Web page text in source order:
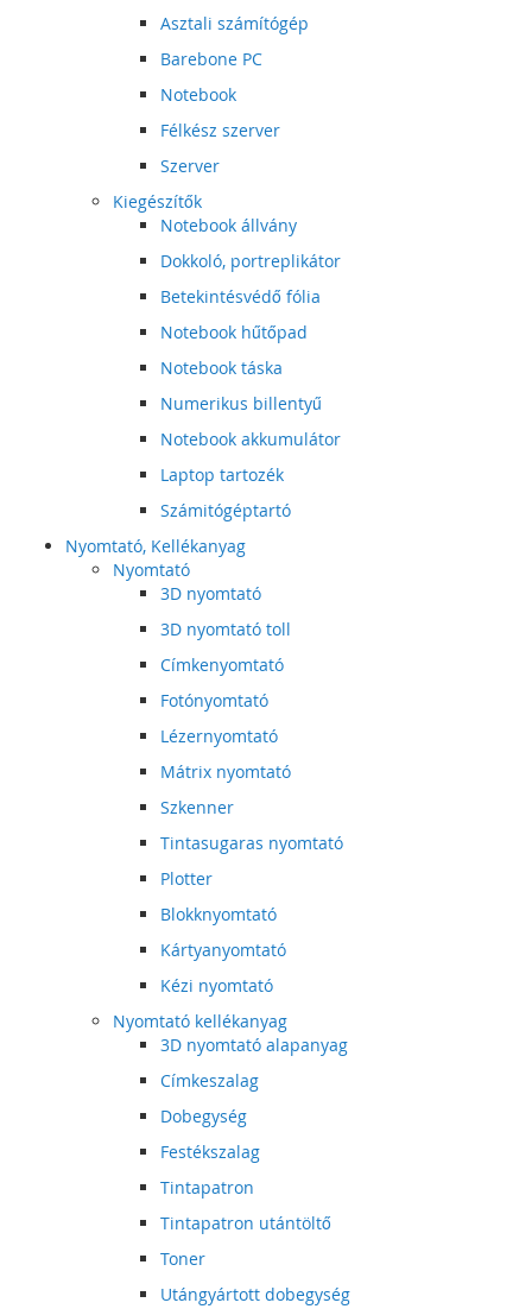
Asztali számítógép
Barebone PC
Notebook
Félkész szerver
Szerver
Kiegészítők
Notebook állvány
Dokkoló, portreplikátor
Betekintésvédő fólia
Notebook hűtőpad
Notebook táska
Numerikus billentyű
Notebook akkumulátor
Laptop tartozék
Számitógéptartó
Nyomtató, Kellékanyag
Nyomtató
3D nyomtató
3D nyomtató toll
Címkenyomtató
Fotónyomtató
Lézernyomtató
Mátrix nyomtató
Szkenner
Tintasugaras nyomtató
Plotter
Blokknyomtató
Kártyanyomtató
Kézi nyomtató
Nyomtató kellékanyag
3D nyomtató alapanyag
Címkeszalag
Dobegység
Festékszalag
Tintapatron
Tintapatron utántöltő
Toner
Utángyártott dobegység